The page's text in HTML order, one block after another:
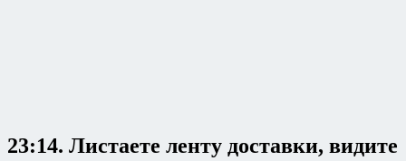
23:14. Листаете ленту доставки, видите